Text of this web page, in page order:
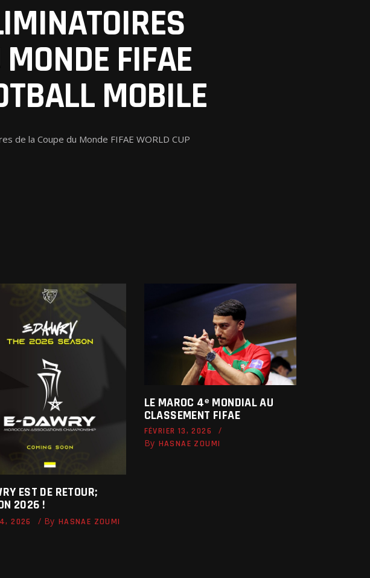
FIFAE
MOBILE
de la Coupe du Monde FIFAE WORLD CUP
EST DE RETOUR;
2026 !
2026 By HASNAE ZOUMI
LE MAROC 4ᵉ MONDIAL AU
CLASSEMENT FIFAE
FÉVRIER 13, 2026
By HASNAE ZOUMI